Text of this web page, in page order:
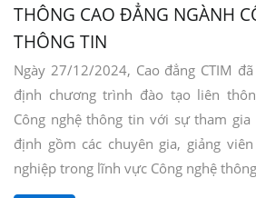
THÔNG CAO ĐẲNG NGÀNH
THÔNG TIN
Ngày 27/12/2024, Cao đẳng CTIM
định chương trình đào tạo liên
Công nghệ thông tin với sự tham
định gồm các chuyên gia, giảng
nghiệp trong lĩnh vực Công nghệ